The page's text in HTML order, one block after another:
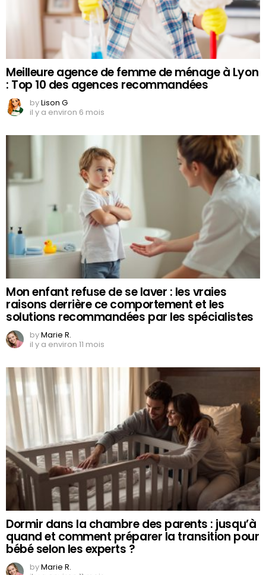
Meilleure agence de femme de ménage à Lyon
: Top 10 des agences recommandées
byLison G
il y a environ 6 mois
Mon enfant refuse de se laver : les vraies
raisons derrière ce comportement et les
solutions recommandées par les spécialistes
byMarie R.
il y a environ 11 mois
Dormir dans la chambre des parents : jusqu’à
quand et comment préparer la transition pour
bébé selon les experts ?
byMarie R.